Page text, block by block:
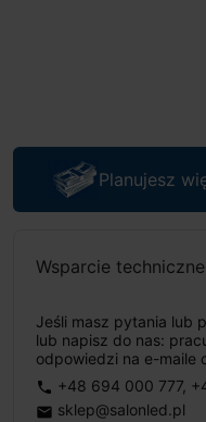
Planujesz
Wsparcie techniczne
Jeśli masz pytania lub
lub napisz do nas:
odpowiedzi na e-maile
phone +48 694 000 777,
email sklep@salonled.pl